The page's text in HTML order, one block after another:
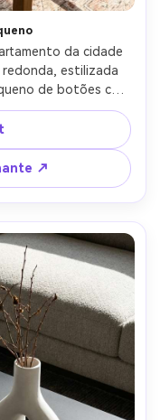
da cidade
redonda, estilizada
de botões com
uma caixa de
para um
da janela,
f/2.8, perspectiva
e aconchegante
↗